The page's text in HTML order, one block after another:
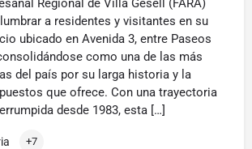
Regional de Villa Gesell (FARA)
a residentes y visitantes en su
ubicado en Avenida 3, entre Paseos
como una de las más
del país por su larga historia y la
que ofrece. Con una trayectoria
desde 1983, esta […]
+7